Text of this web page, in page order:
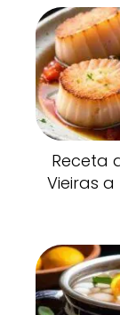
Receta
Vieiras